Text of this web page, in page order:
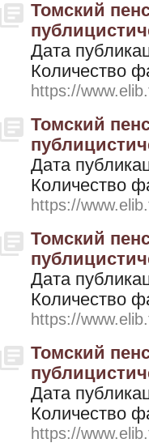
Томский
Дата
Количество
https://
Томский
Дата
Количество
https://
Томский
Дата
Количество
https://
Томский
Дата
Количество
https://